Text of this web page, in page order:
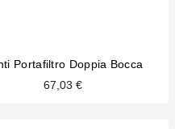
Portafiltro Doppia Bocca
67,03 €